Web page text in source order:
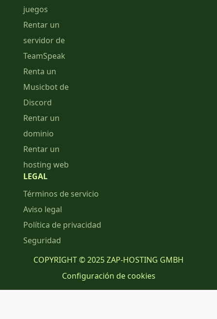
juegos
Rentar un
servidor de
TeamSpeak
Renta un
Musicbot de
Discord
Rentar un
dominio
Rentar un
hosting web
LEGAL
Términos de servicio
Aviso legal
Política de privacidad
Seguridad
COPYRIGHT © 2025 ZAP-HOSTING GMBH
Configuración de cookies